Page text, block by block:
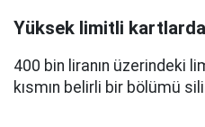
Yüksek limitli
400 bin liranın üzerindeki
kısmın belirli bir bölümü